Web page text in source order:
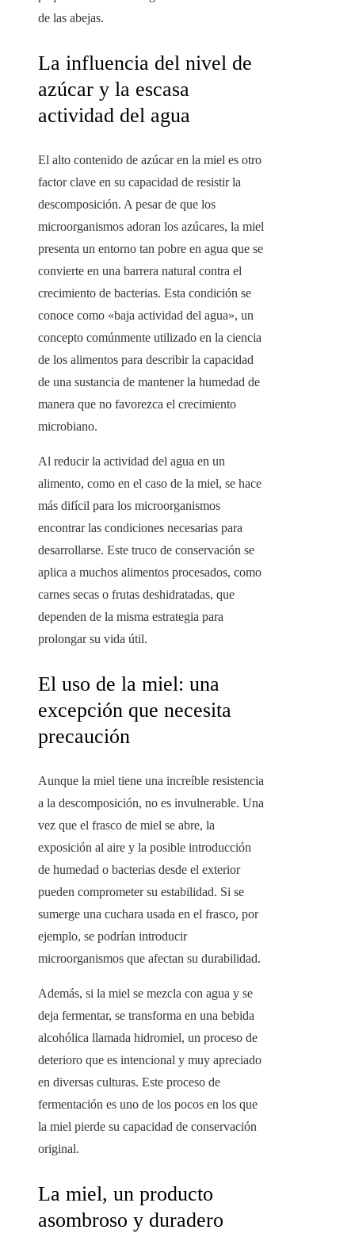
de las abejas.
La influencia del nivel de
azúcar y la escasa
actividad del agua
El alto contenido de azúcar en la miel es otro
factor clave en su capacidad de resistir la
descomposición. A pesar de que los
microorganismos adoran los azúcares, la miel
presenta un entorno tan pobre en agua que se
convierte en una barrera natural contra el
crecimiento de bacterias. Esta condición se
conoce como «baja actividad del agua», un
concepto comúnmente utilizado en la ciencia
de los alimentos para describir la capacidad
de una sustancia de mantener la humedad de
manera que no favorezca el crecimiento
microbiano.
Al reducir la actividad del agua en un
alimento, como en el caso de la miel, se hace
más difícil para los microorganismos
encontrar las condiciones necesarias para
desarrollarse. Este truco de conservación se
aplica a muchos alimentos procesados, como
carnes secas o frutas deshidratadas, que
dependen de la misma estrategia para
prolongar su vida útil.
El uso de la miel: una
excepción que necesita
precaución
Aunque la miel tiene una increíble resistencia
a la descomposición, no es invulnerable. Una
vez que el frasco de miel se abre, la
exposición al aire y la posible introducción
de humedad o bacterias desde el exterior
pueden comprometer su estabilidad. Si se
sumerge una cuchara usada en el frasco, por
ejemplo, se podrían introducir
microorganismos que afectan su durabilidad.
Además, si la miel se mezcla con agua y se
deja fermentar, se transforma en una bebida
alcohólica llamada hidromiel, un proceso de
deterioro que es intencional y muy apreciado
en diversas culturas. Este proceso de
fermentación es uno de los pocos en los que
la miel pierde su capacidad de conservación
original.
La miel, un producto
asombroso y duradero